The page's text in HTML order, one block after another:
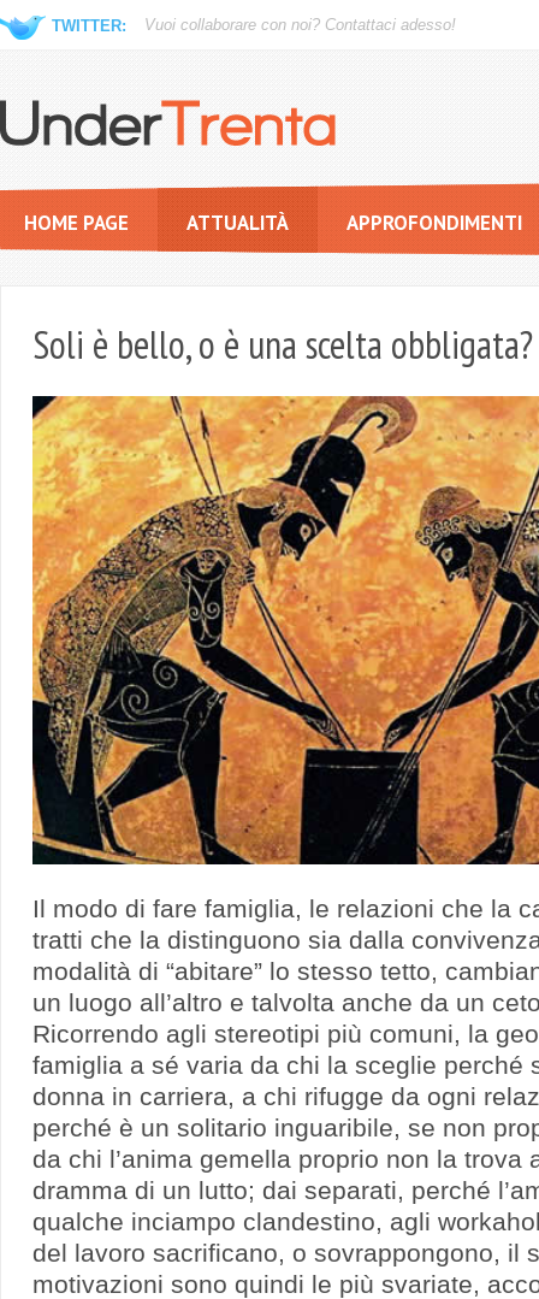
HOME PAGE ATTUALITÀ APPROFONDIMENTI
Soli è bello, o è una scelta obbligata?
Il modo di fare famiglia, le relazioni che la
tratti che la distinguono sia dalla
modalità di “abitare” lo stesso tetto,
un luogo all’altro e talvolta anche da un
Ricorrendo agli stereotipi più comuni, la
famiglia a sé varia da chi la sceglie perché
donna in carriera, a chi rifugge da ogni
perché è un solitario inguaribile, se non
da chi l’anima gemella proprio non la trova
dramma di un lutto; dai separati, perché
qualche inciampo clandestino, agli
del lavoro sacrificano, o sovrappongono, il
motivazioni sono quindi le più svariate,
TWITTER: Vuoi collaborare con noi? Contattaci adesso!